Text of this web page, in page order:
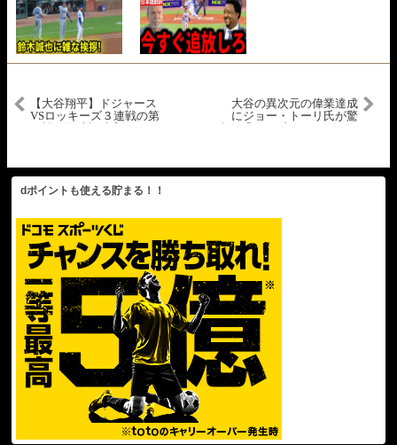
【大谷翔平】ドジャース
VSロッキーズ３連戦の第
LAD ＃Dodgers ＃
dodgers ＃51-51 ＃52-
52 ＃大谷さん
大谷の異次元の偉業達成
にジョー・トーリ氏が驚
情爆発!!【MLB/大谷翔平/
海外の反応/成績/速報/ホ
dポイントも使える貯まる！！